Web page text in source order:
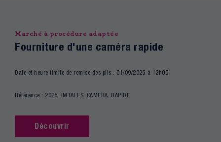
Marché à procédure adaptée
Fourniture d'une caméra rapide
Date et heure limite de remise des plis : 01/09/2025 à 12h00
Référence : 2025_IMTALES_CAMERA_RAPIDE
Découvrir